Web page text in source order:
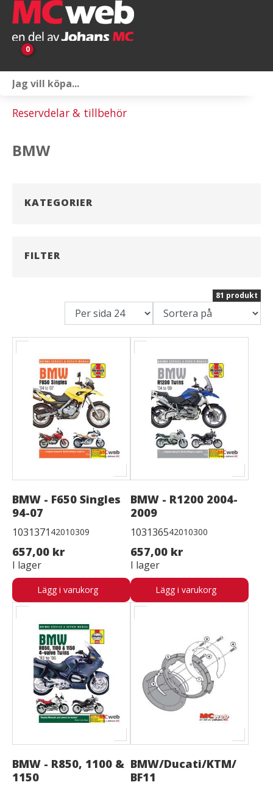
0
Reservdelar & tillbehör
BMW
KATEGORIER
FILTER
81 produkt
BMW - F650 Singles
94-07
1031371 42010309
657,00 kr
I lager
Lägg i varukorg
BMW - R1200 2004-
2009
103136542010300
657,00 kr
I lager
Lägg i varukorg
BMW - R850, 1100 &
1150
BMW/Ducati/KTM/
BF11